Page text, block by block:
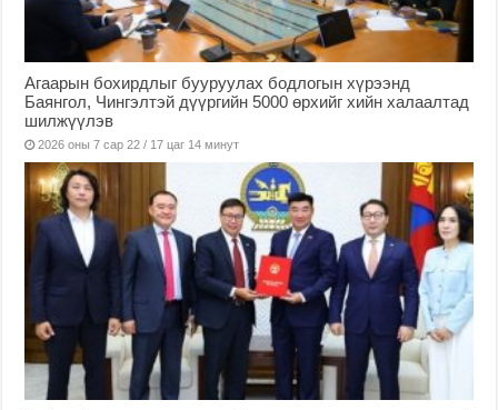
Агаарын бохирдлыг бууруулах бодлогын хүрээнд
Баянгол, Чингэлтэй дүүргийн 5000 өрхийг хийн халаалтад
шилжүүлэв
2026 оны 7 сар 22 / 17 цаг 14 минут